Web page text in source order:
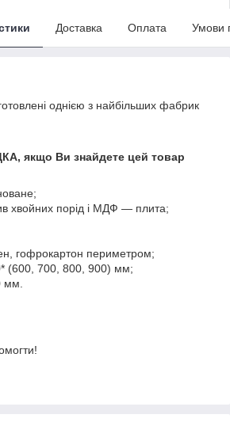
Доставка Оплата Умови
однією з найбільших фабрик
якщо Ви знайдете цей товар
хвойних порід і МДФ — плита;
гофрокартон периметром;
(600, 700, 800, 900) мм;
мм.